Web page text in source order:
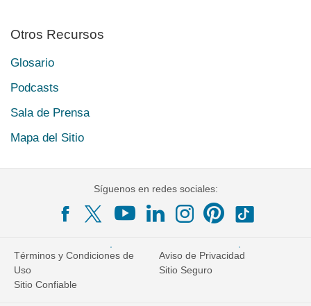
Otros Recursos
Glosario
Podcasts
Sala de Prensa
Mapa del Sitio
Síguenos en redes sociales:
Términos y Condiciones de
Uso
Aviso de Privacidad
Sitio Seguro
Sitio Confiable